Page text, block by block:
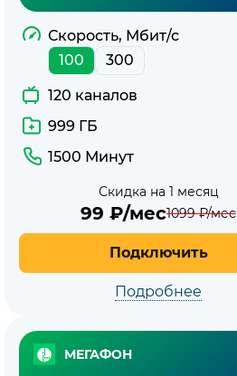
Скорость, Мбит/с
100
300
120 каналов
999 ГБ
1500 Минут
Скидка на 1 месяц
99 ₽/мес1099₽/мес
Подключить
Подробнее
МЕГАФОН